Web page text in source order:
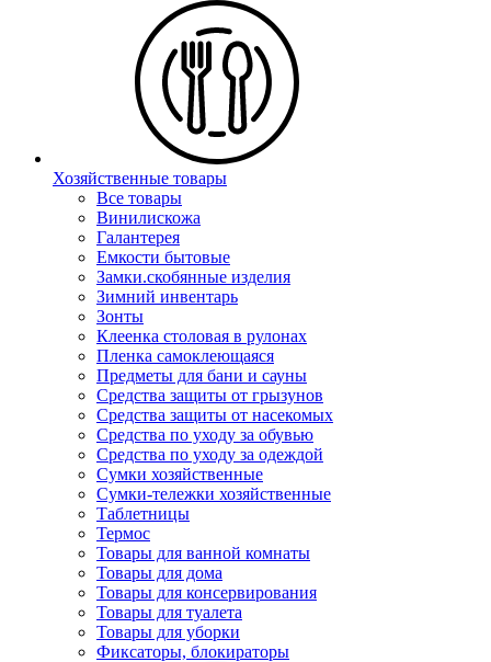
Хозяйственные товары
Все товары
Винилискожа
Галантерея
Емкости бытовые
Замки.скобянные изделия
Зимний инвентарь
Зонты
Клеенка столовая в рулонах
Пленка самоклеющаяся
Предметы для бани и сауны
Средства защиты от грызунов
Средства защиты от насекомых
Средства по уходу за обувью
Средства по уходу за одеждой
Сумки хозяйственные
Сумки-тележки хозяйственные
Таблетницы
Термос
Товары для ванной комнаты
Товары для дома
Товары для консервирования
Товары для туалета
Товары для уборки
Фиксаторы, блокираторы